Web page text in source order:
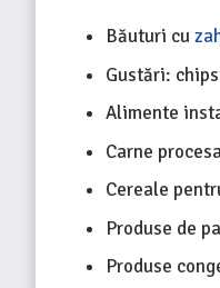
Băuturi cu
Gustări:
Alimente
Carne
Cereale
Produse de
Produse